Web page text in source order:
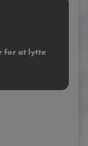
for at lytte